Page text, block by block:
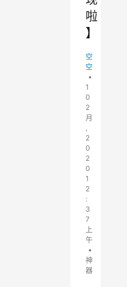
啦
】
空
空
•
1
0
2
月
,
2
0
2
0
1
2
:
3
7
上
午
•
神
器